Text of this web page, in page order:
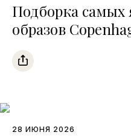
Подборка самых
образов
SS27
28 ИЮНЯ 2026